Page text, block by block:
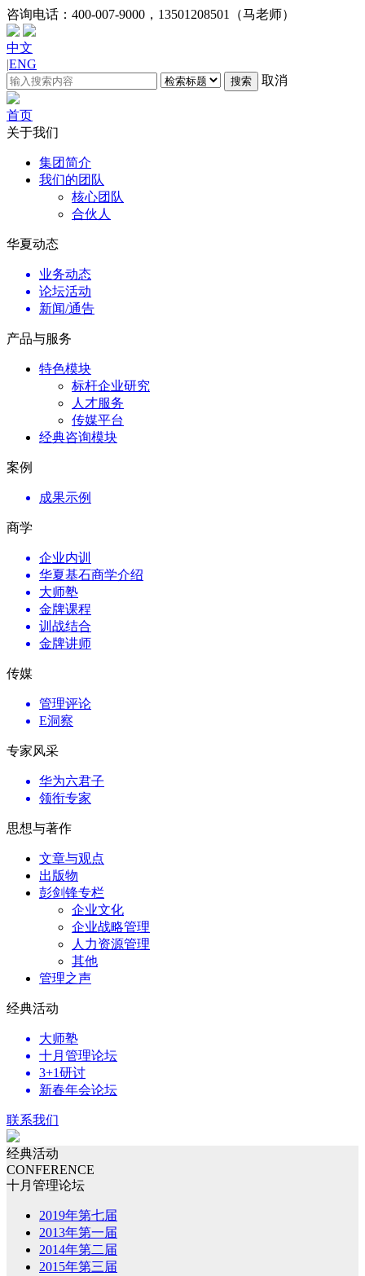
咨询电话： 400-007-9000，13501208501（马老师）
中文
|ENG
搜索 取消
首页
关于我们
集团简介
我们的团队
核心团队
合伙人
华夏动态
业务动态
论坛活动
新闻/通告
产品与服务
特色模块
标杆企业研究
人才服务
传媒平台
经典咨询模块
案例
成果示例
商学
企业内训
华夏基石商学介绍
大师塾
金牌课程
训战结合
金牌讲师
传媒
管理评论
E洞察
专家风采
华为六君子
领衔专家
思想与著作
文章与观点
出版物
彭剑锋专栏
企业文化
企业战略管理
人力资源管理
其他
管理之声
经典活动
大师塾
十月管理论坛
3+1研讨
新春年会论坛
联系我们
经典活动
CONFERENCE
十月管理论坛
2019年第七届
2013年第一届
2014年第二届
2015年第三届